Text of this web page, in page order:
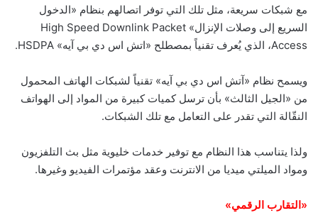
مع شبكات سريعة، مثل تلك التي توفر اتصالهم بنظام «الدخول
السريع إلى وصلات الإنزال» High Speed Downlink Packet
Access، الذي يُعرف تقنياً بمصطلح «اتش اس دي بي آيه» HSDPA.
ويسمح نظام «آتش اس دي بي آيه» تقنياً لشبكات الهاتف المحمول
من «الجيل الثالث» بأن ترسل كميات كبيرة من المواد إلى الهواتف
النقّالة التي تقدر على التعامل مع تلك الشبكات.
ولذا يتناسب هذا النظام مع توفير خدمات خليوية مثل بث التلفزيون
ومواد الميلتي ميديا من الانترنت وعقد مؤتمرات الفيديو وغيرها.
«التقارب الرقمي»